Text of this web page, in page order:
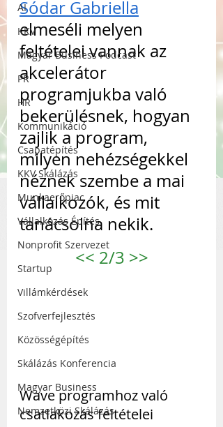
AI
KKV
Magyar Business Podcast
PR
HR
Kommunikáció
Csapatépítés
KKV Skálázás
Munkaerőpiac
Vállalkozás Építés
Nonprofit Szervezet
Startup
Villámkérdések
Szofverfejlesztés
Közösségépítés
Skálázás Konferencia
Magyar Business
Nemzetközi Skálázás
Sódar Gabriella
elmeséli melyen
feltételei vannak az
akcelerátor
programjukba való
bekerülésnek, hogyan
zajlik a program,
milyen nehézségekkel
néznek szembe a mai
vállalkozók, és mit
tanácsolna nekik.
<< 2/3 >>
Wave programhoz való
csatlakozás feltételei